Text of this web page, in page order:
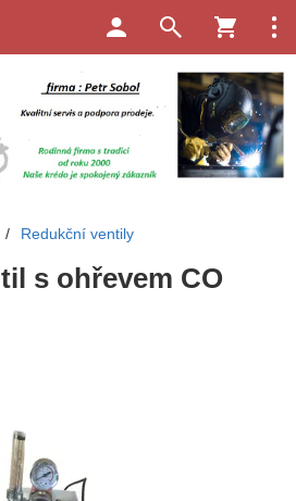
/ Redukční ventily
s ohřevem CO